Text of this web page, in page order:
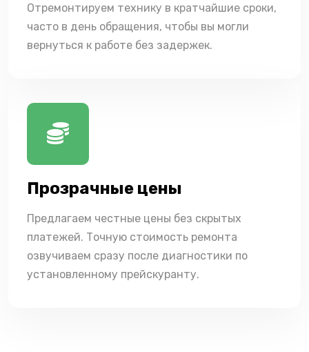
Отремонтируем технику в кратчайшие сроки,
часто в день обращения, чтобы вы могли
вернуться к работе без задержек.
Прозрачные цены
Предлагаем честные цены без скрытых
платежей. Точную стоимость ремонта
озвучиваем сразу после диагностики по
установленному прейскуранту.